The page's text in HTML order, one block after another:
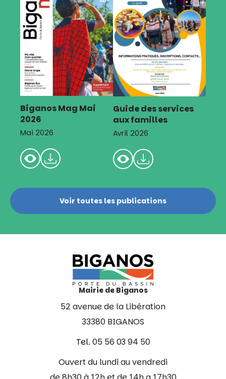
Biganos Mag Mai
2026
Mai 2026
Guide des services
aux familles
Avril 2026
Voir toutes les publications
Mairie de Biganos
52 avenue de la Libération
33380 BIGANOS
Tel. 05 56 03 94 50
Ouvert du lundi au vendredi